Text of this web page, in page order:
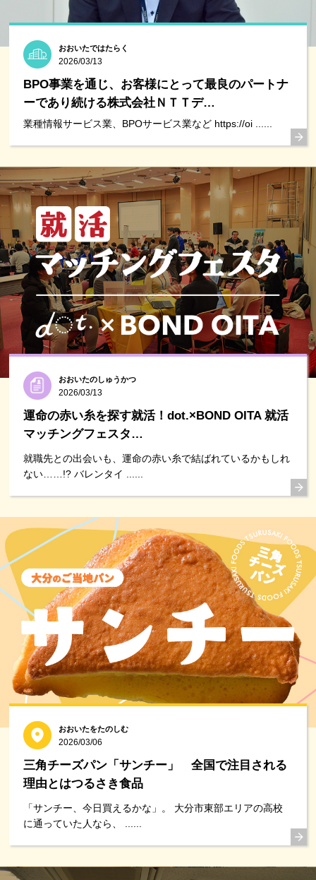
おおいたではたらく
2026/03/13
BPO事業を通じ、お客様にとって最良のパートナ
ーであり続ける株式会社ＮＴＴデ…
業種情報サービス業、BPOサービス業など https://oi ......
おおいたのしゅうかつ
2026/03/13
運命の赤い糸を探す就活！dot.×BOND OITA 就活
マッチングフェスタ…
就職先との出会いも、運命の赤い糸で結ばれているかもしれ
ない……!? バレンタイ ......
おおいたをたのしむ
2026/03/06
三角チーズパン「サンチー」 全国で注目される
理由とはつるさき食品
「サンチー、今日買えるかな」。 大分市東部エリアの高校
に通っていた人なら、 ......